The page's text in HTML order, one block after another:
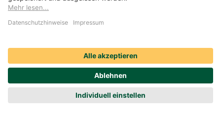
Wenn Sie Ihre Firma an eine Nachfolgerin oder einen Nachfolger
kompetente, selbstständige Rechtsanwältinnen und Rechtsanwälte,
Rechtsschutz an:0221 757-1996.
Produktservices Krankenversicherung: Welche
Vorteile bietet mir die Krankenversicherungs-App der
DEVK?